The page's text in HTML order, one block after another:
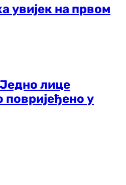
увијек на првом
лице
повријеђено у